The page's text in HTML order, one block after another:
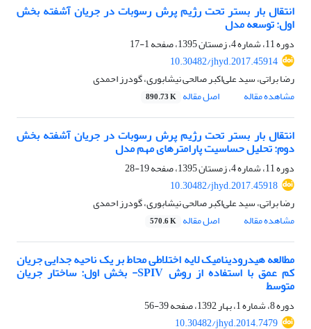
انتقال بار بستر تحت رژیم پرش رسوبات در جریان آشفته بخش
اول: توسعه مدل
دوره 11، شماره 4، زمستان 1395، صفحه
1-17
10.30482/jhyd.2017.45914
رضا براتی، سید علی‌اکبر صالحی نیشابوری، گودرز احمدی
مشاهده مقاله
اصل مقاله 890.73 K
انتقال بار بستر تحت رژیم پرش رسوبات در جریان آشفته بخش
دوم: تحلیل حساسیت پارامترهای مهم مدل
دوره 11، شماره 4، زمستان 1395، صفحه
19-28
10.30482/jhyd.2017.45918
رضا براتی، سید علی‌اکبر صالحی نیشابوری، گودرز احمدی
مشاهده مقاله
اصل مقاله 570.6 K
مطالعه هیدرودینامیک لایه اختلاطی محاط بر یک ناحیه جدایی جریان
کم عمق با استفاده از روش SPIV- بخش اول: ساختار جریان
متوسط
دوره 8، شماره 1، بهار 1392، صفحه
39-56
10.30482/jhyd.2014.7479